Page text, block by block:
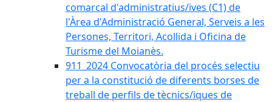
comarcal d'administratius/ives (C1) de
l'Àrea d'Administració General, Serveis a les
Persones, Territori, Acollida i Oficina de
Turisme del Moianès.
911_2024 Convocatòria del procés selectiu
per a la constitució de diferents borses de
treball de perfils de tècnics/iques de